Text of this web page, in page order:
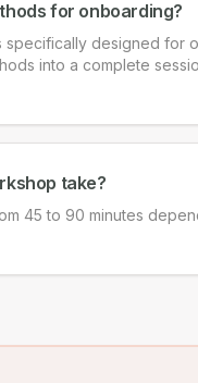
for onboarding?
designed for
into a complete
take?
45 to 90 minutes